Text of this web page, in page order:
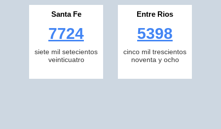
Santa Fe
7724
siete mil setecientos
veinticuatro
Entre Rios
5398
cinco mil trescientos
noventa y ocho